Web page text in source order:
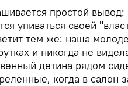
простой
упиваться своей
тем же: наша
и никогда не
детина рядом
когда в салон